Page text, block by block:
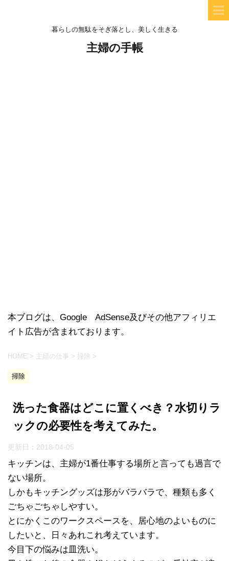
暮らしの無駄をそぎ落とし、美しく生きる
主婦の手帳
本ブログは、Google AdSense及びその他アフィリエ
イト広告が含まれております。
HOME > 主婦の仕事 > 掃除 >
掃除
洗った食器はどこに置くべき？水切りラ
ックの必要性を考えてみた。
更新日： 2018-04-05
キッチンは、主婦が1番仕事する場所と言っても過言で
ない場所。
しかもキッチングッズは形がバラバラで、種類も多く
ごちゃごちゃしやすい。
とにかくこのワークスペースを、居心地のよいものに
したいと、日々あれこれ考えています。
今目下の悩みは皿洗い。